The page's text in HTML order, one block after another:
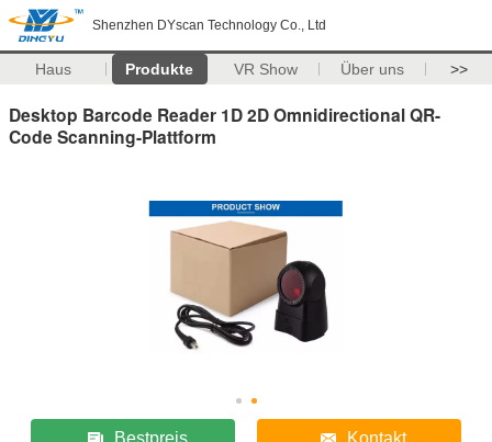
Shenzhen DYscan Technology Co., Ltd
Haus Produkte VR Show Über uns >>
Desktop Barcode Reader 1D 2D Omnidirectional QR-
Code Scanning-Plattform
Bestpreis Kontakt